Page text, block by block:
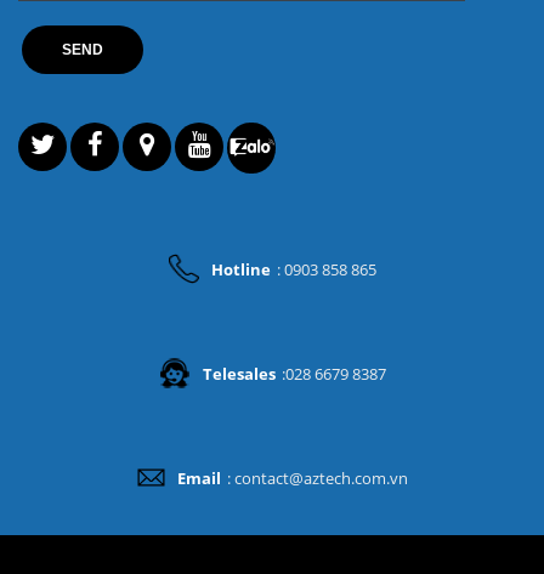
Hotline : 0903 858 865
Telesales :028 6679 8387
Email : contact@aztech.com.vn